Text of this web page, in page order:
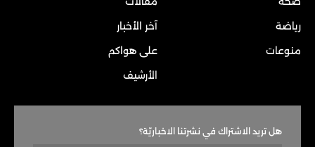
رياضة
منوعات
آخر الأخبار
على هواكم
الأرشيف
هل تريد الاشتراك في نشرتنا الاخباريّة؟